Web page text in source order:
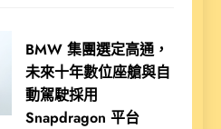
BMW 集團選定高通，
未來十年數位座艙與自
動駕駛採用
Snapdragon 平台